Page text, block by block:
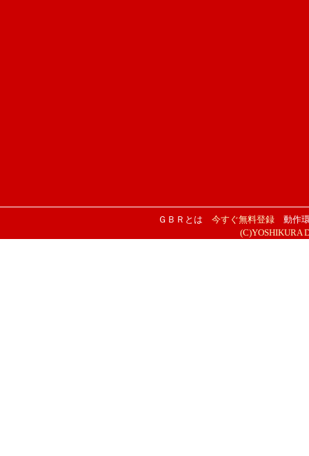
ＧＢＲとは 今すぐ無料登録
動作
(C)YOSHIKURA